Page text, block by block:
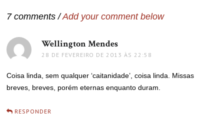
7 comments /Add your comment below
Wellington Mendes
28 DE FEVEREIRO DE 2013 ÀS 22:58
Coisa linda, sem qualquer ‘caitanidade’, coisa linda. Missas
breves, breves, porém eternas enquanto duram.
RESPONDER